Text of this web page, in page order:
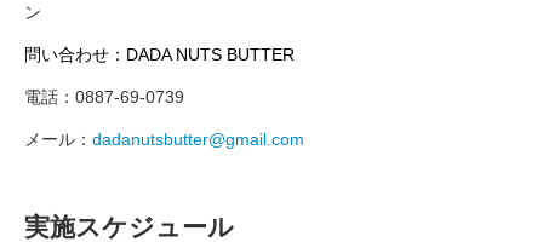
ン
問い合わせ： DADA NUTS BUTTER
電話：0887-69-0739
メール： dadanutsbutter@gmail.com
実施スケジュール